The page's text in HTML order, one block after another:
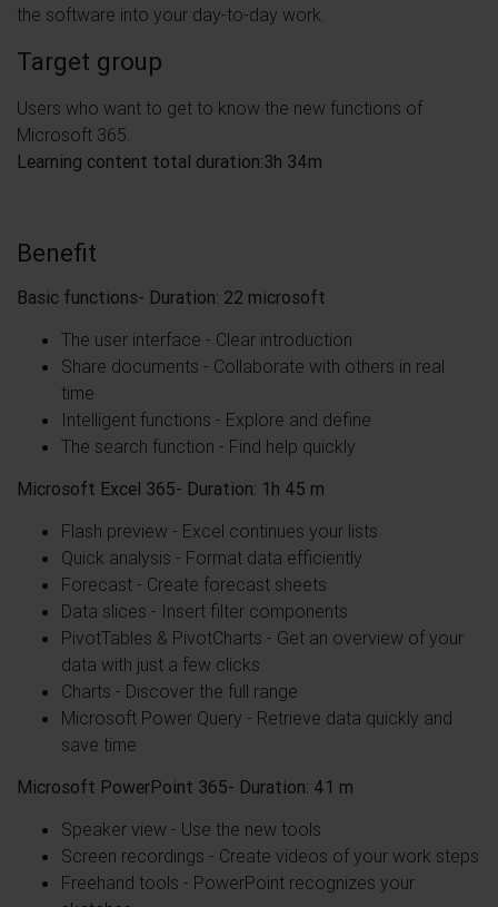
the software into your day-to-day work.
Target group
Users who want to get to know the new functions of
Microsoft 365.
Learning content total duration:3h 34m
Benefit
Basic functions- Duration: 22 microsoft
The user interface - Clear introduction
Share documents - Collaborate with others in real
time
Intelligent functions - Explore and define
The search function - Find help quickly
Microsoft Excel 365- Duration: 1h 45 m
Flash preview - Excel continues your lists
Quick analysis - Format data efficiently
Forecast - Create forecast sheets
Data slices - Insert filter components
PivotTables & PivotCharts - Get an overview of your
data with just a few clicks
Charts - Discover the full range
Microsoft Power Query - Retrieve data quickly and
save time
Microsoft PowerPoint 365- Duration: 41 m
Speaker view - Use the new tools
Screen recordings - Create videos of your work steps
Freehand tools - PowerPoint recognizes your